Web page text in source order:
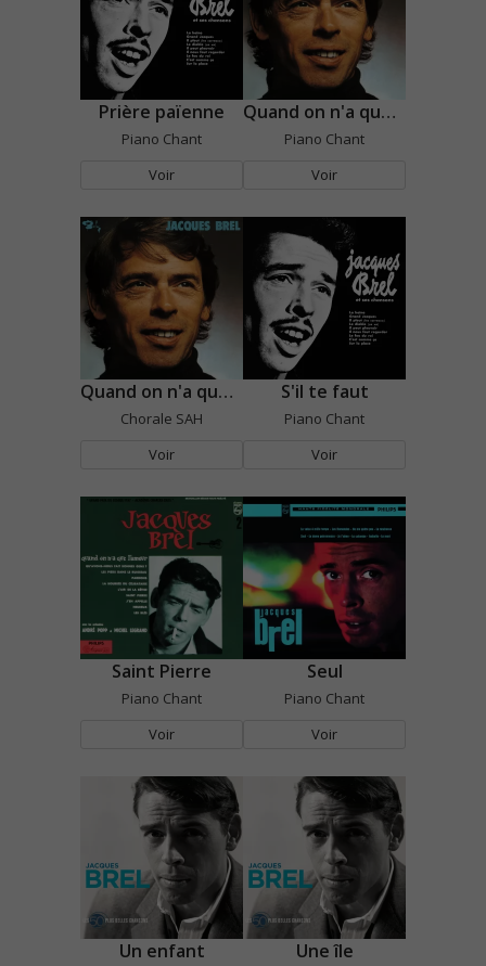
Prière païenne
Piano Chant
Voir
Quand on n'a que l'amour
Piano Chant
Voir
Quand on n'a que l'amour
Chorale SAH
Voir
S'il te faut
Piano Chant
Voir
Saint Pierre
Piano Chant
Voir
Seul
Piano Chant
Voir
Un enfant Une île